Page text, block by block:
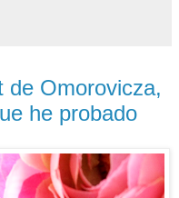
de Omorovicza,
he probado